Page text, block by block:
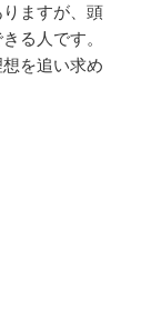
ますが、頭
る人です。
を追い求め